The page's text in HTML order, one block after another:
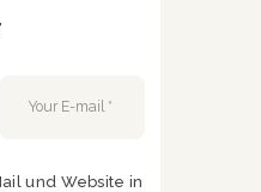
und Website in